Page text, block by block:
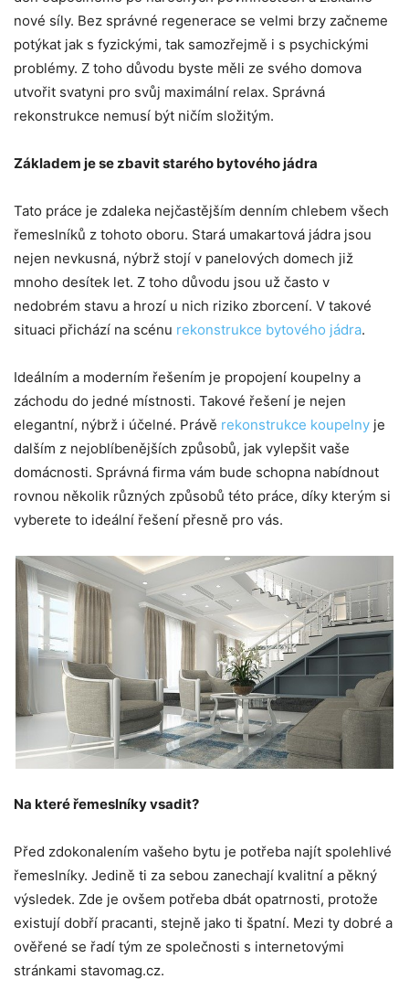
nové síly. Bez správné regenerace se velmi brzy začneme
potýkat jak s fyzickými, tak samozřejmě i s psychickými
problémy. Z toho důvodu byste měli ze svého domova
utvořit svatyni pro svůj maximální relax. Správná
rekonstrukce nemusí být ničím složitým.
Základem je se zbavit starého bytového jádra
Tato práce je zdaleka nejčastějším denním chlebem všech
řemeslníků z tohoto oboru. Stará umakartová jádra jsou
nejen nevkusná, nýbrž stojí v panelových domech již
mnoho desítek let. Z toho důvodu jsou už často v
nedobrém stavu a hrozí u nich riziko zborcení. V takové
situaci přichází na scénu rekonstrukce bytového jádra.
Ideálním a moderním řešením je propojení koupelny a
záchodu do jedné místnosti. Takové řešení je nejen
elegantní, nýbrž i účelné. Právě rekonstrukce koupelny je
dalším z nejoblíbenějších způsobů, jak vylepšit vaše
domácnosti. Správná firma vám bude schopna nabídnout
rovnou několik různých způsobů této práce, díky kterým si
vyberete to ideální řešení přesně pro vás.
Na které řemeslníky vsadit?
Před zdokonalením vašeho bytu je potřeba najít spolehlivé
řemeslníky. Jedině ti za sebou zanechají kvalitní a pěkný
výsledek. Zde je ovšem potřeba dbát opatrnosti, protože
existují dobří pracanti, stejně jako ti špatní. Mezi ty dobré a
ověřené se řadí tým ze společnosti s internetovými
stránkami stavomag.cz.